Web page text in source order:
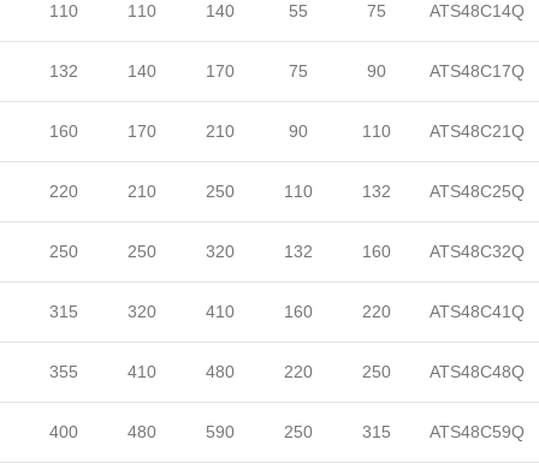
ATS48C14Q
75
55
140
110
110
ATS48C17Q
90
75
170
140
132
ATS48C21Q
110
90
210
170
160
ATS48C25Q
132
110
250
210
220
ATS48C32Q
160
132
320
250
250
ATS48C41Q
220
160
410
320
315
ATS48C48Q
250
220
480
410
355
ATS48C59Q
315
250
590
480
400